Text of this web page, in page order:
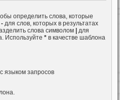
определить слова, которые
- для слов, которых в результатах
слова символом
для
Используйте * в качестве шаблона
языком запросов